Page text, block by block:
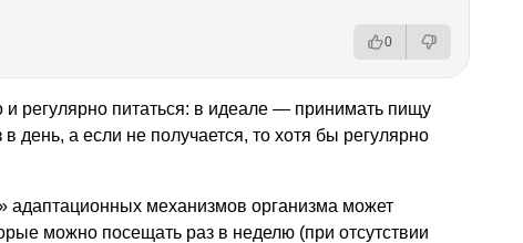
0
и регулярно питаться: в идеале — принимать пищу
день, а если не получается, то хотя бы регулярно
механизмов организма может
можно посещать раз в неделю (при отсутствии